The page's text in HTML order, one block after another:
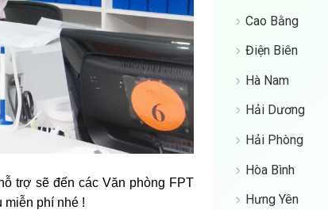
trợ sẽ đến các Văn phòng FPT
phí nhé !
Cao Bằng
Điện Biên
Hà Nam
Hải Dương
Hải Phòng
Hòa Bình
Hưng Yên